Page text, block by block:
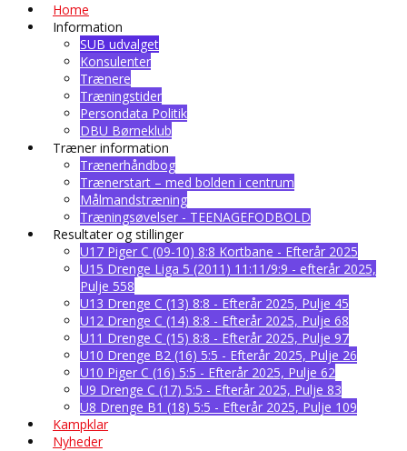
Home
Information
SUB udvalget
Konsulenter
Trænere
Træningstider
Persondata Politik
DBU Børneklub
Træner information
Trænerhåndbog
Trænerstart – med bolden i centrum
Målmandstræning
Træningsøvelser - TEENAGEFODBOLD
Resultater og stillinger
U17 Piger C (09-10) 8:8 Kortbane - Efterår 2025
U15 Drenge Liga 5 (2011) 11:11/9:9 - efterår 2025,
Pulje 558
U13 Drenge C (13) 8:8 - Efterår 2025, Pulje 45
U12 Drenge C (14) 8:8 - Efterår 2025, Pulje 68
U11 Drenge C (15) 8:8 - Efterår 2025, Pulje 97
U10 Drenge B2 (16) 5:5 - Efterår 2025, Pulje 26
U10 Piger C (16) 5:5 - Efterår 2025, Pulje 62
U9 Drenge C (17) 5:5 - Efterår 2025, Pulje 83
U8 Drenge B1 (18) 5:5 - Efterår 2025, Pulje 109
Kampklar
Nyheder